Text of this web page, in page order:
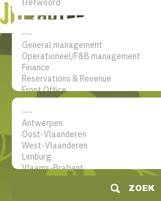
De jobsite
ZOEK